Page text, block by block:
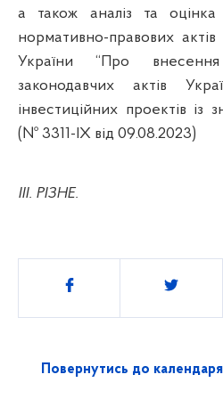
а також аналіз та оцінка
нормативно-правових
України “Про
законодавчих актів
інвестиційних проектів із
(№ 3311-IX від 09.08.2023)
ІІІ. РІЗНЕ.
Поділитись
Повернутись до